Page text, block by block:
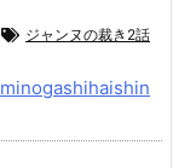
ジャンヌの裁き2話
minogashihaishin